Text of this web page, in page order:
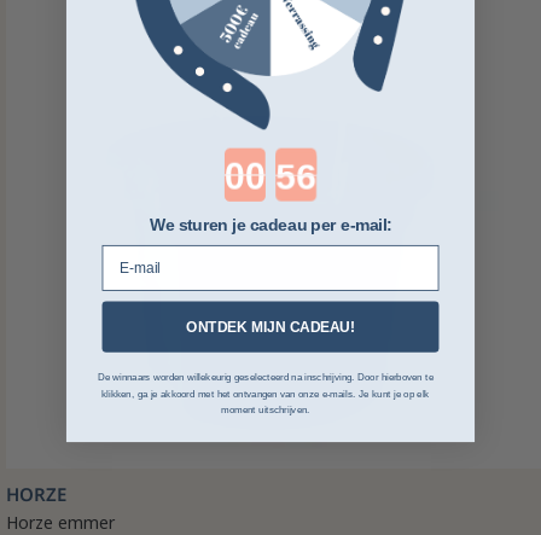
HORZE
Horze emmer
Countdown ends in:
We sturen je cadeau per e-mail:
E-mail
ONTDEK MIJN CADEAU!
De winnaars worden willekeurig geselecteerd na inschrijving. Door hierboven te
klikken, ga je akkoord met het ontvangen van onze e-mails. Je kunt je op elk
moment uitschrijven.